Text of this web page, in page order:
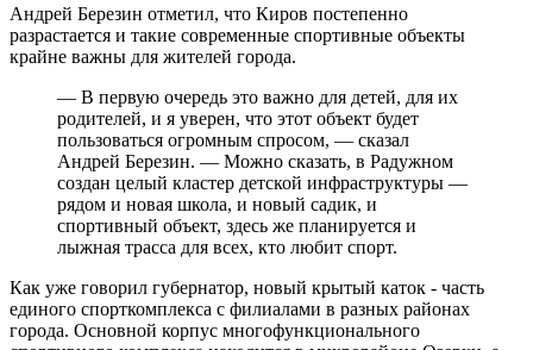
Андрей Березин отметил, что Киров постепенно
разрастается и такие современные спортивные объекты
крайне важны для жителей города.
— В первую очередь это важно для детей, для их
родителей, и я уверен, что этот объект будет
пользоваться огромным спросом, — сказал
Андрей Березин. — Можно сказать, в Радужном
создан целый кластер детской инфраструктуры —
рядом и новая школа, и новый садик, и
спортивный объект, здесь же планируется и
лыжная трасса для всех, кто любит спорт.
Как уже говорил губернатор, новый крытый каток - часть
единого спорткомплекса с филиалами в разных районах
города. Основной корпус многофункционального